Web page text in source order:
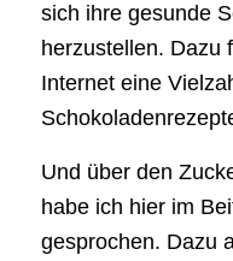
sich ihre gesunde
herzustellen. Dazu
Internet eine
Und über den
habe ich hier im
gesprochen. Dazu